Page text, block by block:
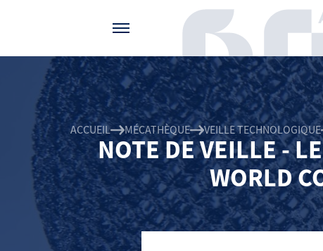
ACCUEIL MÉCATHÈQUE VEILLE TECHNOLOGIQUE
NOTE DE VEILLE -
WORLD